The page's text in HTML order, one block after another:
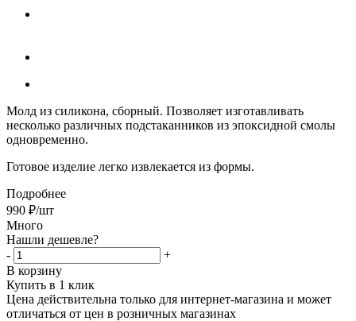
Молд из силикона, сборный. Позволяет изготавливать
несколько различных подстаканников из эпоксидной смолы
одновременно.
Готовое изделие легко извлекается из формы.
Подробнее
990 ₽/шт
Много
Нашли дешевле?
-
+
В корзину
Купить в 1 клик
Цена действительна только для интернет-магазина и может
отличаться от цен в розничных магазинах